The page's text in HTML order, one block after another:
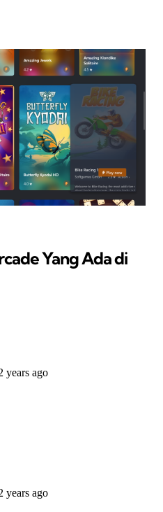
Yang Ada di